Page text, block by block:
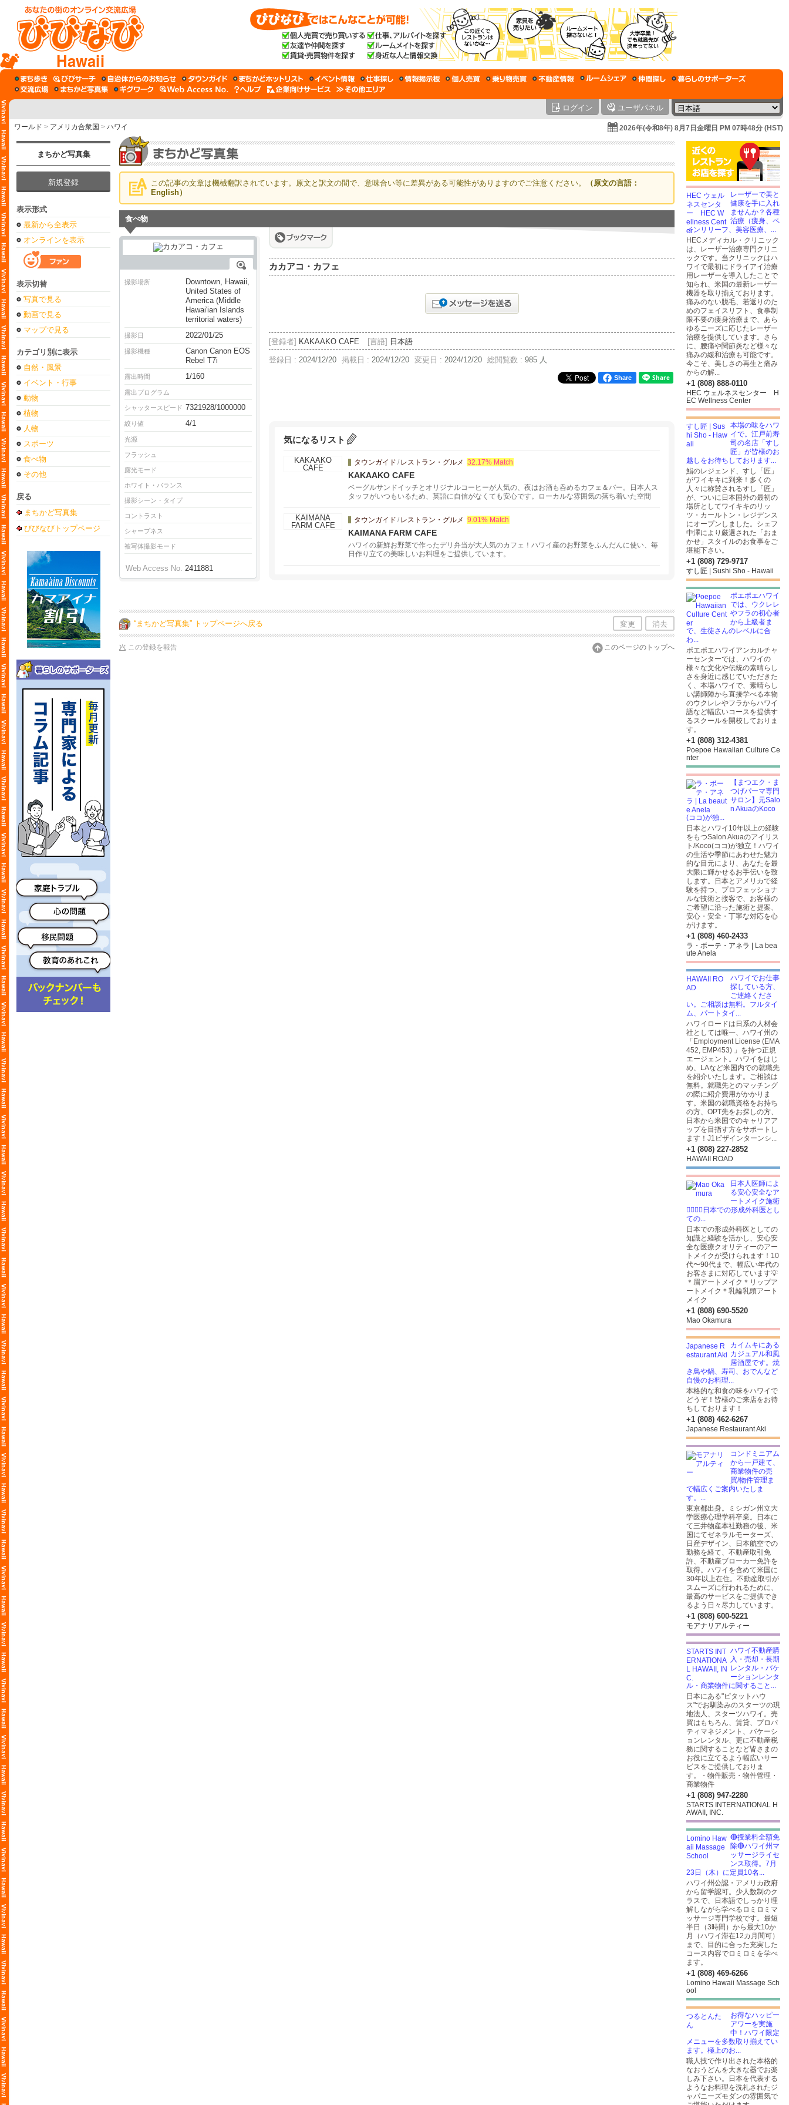
Hawaii
ログイン ユーザパネル
ワールド > アメリカ合衆国 > ハワイ 2026年(令和8年) 8月7日金曜日 PM 07時48分 (HST)
まちかど写真集
新規登録
表示形式
最新から全表示
オンラインを表示
表示切替
写真で見る
動画で見る
マップで見る
カテゴリ別に表示
自然・風景
イベント・行事
動物
植物
人物
スポーツ
食べ物
その他
戻る
まちかど写真集
びびなびトップページ
この記事の文章は機械翻訳されています。原文と訳文の間で、意味合い等に差異がある可能性がありますのでご注意ください。
（原文の言語：
English）
食べ物
撮影場所
Downtown, Hawaii,
United States of
America (Middle
Hawai'ian Islands
territorial waters)
撮影日 2022/01/25
撮影機種
Canon Canon EOS
Rebel T7i
露出時間 1/160
露出プログラム
シャッタースピード 7321928/1000000
絞り値 4/1
光源
フラッシュ
露光モード
ホワイト・バランス
撮影シーン・タイプ
コントラスト
シャープネス
被写体撮影モード
Web Access No. 2411881
カカアコ・カフェ
[登録者] KAKAAKO CAFE [言語] 日本語
登録日 : 2024/12/20 掲載日 : 2024/12/20 変更日 : 2024/12/20 総閲覧数 : 985 人
Share
気になるリスト
タウンガイド / レストラン・グルメ 32.17% Match
KAKAAKO CAFE
ベーグルサンドイッチとオリジナルコーヒーが人気の、夜はお酒も呑めるカフェ＆バー。日本人ス
タッフがいつもいるため、英語に自信がなくても安心です。ローカルな雰囲気の落ち着いた空間
クリームも。バーは生ビール・ワイン・カクテル・ウィスキーなど多数の取り揃え。お酒のおとも
にハンバーガーやおつまみも。
タウンガイド / レストラン・グルメ 9.01% Match
KAIMANA FARM CAFE
ハワイの新鮮お野菜で作ったデリ弁当が大人気のカフェ！ハワイ産のお野菜をふんだんに使い、毎
日作り立ての美味しいお料理をご提供しています。
“まちかど写真集” トップページへ戻る 変更 消去
この登録を報告 このページのトップへ
レーザーで美と
健康を手に入れ
ませんか？各種
治療（痩身、ペ
インリリーフ、美容医療、...
HECメディカル・クリニック
は、レーザー治療専門クリニ
ックです。当クリニックはハ
ワイで最初にドライアイ治療
用レーザーを導入したことで
知られ、米国の最新レーザー
機器を取り揃えております。
痛みのない脱毛、若返りのた
めのフェイスリフト、食事制
限不要の痩身治療まで、あら
ゆるニーズに応じたレーザー
治療を提供しています。さら
に、腰痛や関節炎など様々な
痛みの緩和治療も可能です。
今こそ、美しさの再生と痛み
からの解...
+1 (808) 888-0110
HEC ウェルネスセンター H
EC Wellness Center
本場の味をハワ
イで。江戸前寿
司の名店「すし
匠」が皆様のお
越しをお待ちしております...
鮨のレジェンド、すし「匠」
がワイキキに到来！多くの
人々に称賛されるすし「匠」
が、ついに日本国外の最初の
場所としてワイキキのリッ
ツ・カールトン・レジデンス
にオープンしました。シェフ
中澤により厳選された「おま
かせ」スタイルのお食事をご
堪能下さい。
+1 (808) 729-9717
すし匠 | Sushi Sho - Hawaii
ポエポエハワイ
では、ウクレレ
やフラの初心者
から上級者ま
で、生徒さんのレベルに合
わ...
ポエポエハワイアンカルチャ
ーセンターでは、ハワイの
様々な文化や伝統の素晴らし
さを身近に感じていただきた
く、本場ハワイで、素晴らし
い講師陣から直接学べる本物
のウクレレやフラからハワイ
語など幅広いコースを提供す
るスクールを開校しておりま
す。
+1 (808) 312-4381
Poepoe Hawaiian Culture Ce
nter
【まつエク・ま
つげパーマ専門
サロン】元Salo
n AkuaのKoco
(ココ)が独...
日本とハワイ10年以上の経験
をもつSalon Akuaのアイリス
ト/Koco(ココ)が独立！ハワイ
の生活や季節にあわせた魅力
的な目元により、あなたを最
大限に輝かせるお手伝いを致
します。日本とアメリカで経
験を持つ、プロフェッショナ
ルな技術と接客で、お客様の
ご希望に沿った施術と提案、
安心・安全・丁寧な対応を心
がけます。
+1 (808) 460-2433
ラ・ボーテ・アネラ | La bea
ute Anela
ハワイでお仕事
探している方、
ご連絡くださ
い。ご相談は無料。フルタイ
ム、パートタイ...
ハワイロードは日系の人材会
社としては唯一、ハワイ州の
「Employment License (EMA
452, EMP453) 」を持つ正規
エージェント。ハワイをはじ
め、LAなど米国内での就職先
を紹介いたします。ご相談は
無料。就職先とのマッチング
の際に紹介費用がかかりま
す。米国の就職資格をお持ち
の方、OPT先をお探しの方、
日本から米国でのキャリアア
ップを目指す方をサポートし
ます！J1ビザインターンシ...
+1 (808) 227-2852
HAWAII ROAD
日本人医師によ
る安心安全なア
ートメイク施術
👩🏽‍⚕️✨日本での形成外科医とし
ての...
日本での形成外科医としての
知識と経験を活かし、安心安
全な医療クオリティーのアー
トメイクが受けられます！10
代〜90代まで、幅広い年代の
お客さまに対応しています💡
＊眉アートメイク＊リップア
ートメイク＊乳輪乳頭アート
メイク
+1 (808) 690-5520
Mao Okamura
カイムキにある
カジュアル和風
居酒屋です。焼
き鳥や鍋、寿司、おでんなど
自慢のお料理...
本格的な和食の味をハワイで
どうぞ！皆様のご来店をお待
ちしております！
+1 (808) 462-6267
Japanese Restaurant Aki
コンドミニアム
から一戸建て、
商業物件の売
買/物件管理ま
で幅広くご案内いたしま
す。...
東京都出身。ミシガン州立大
学医療心理学科卒業。日本に
て三井物産本社勤務の後、米
国にてゼネラルモーターズ、
日産デザイン、日本航空での
勤務を経て、不動産取引免
許、不動産ブローカー免許を
取得。ハワイを含めて米国に
30年以上在住。不動産取引が
スムーズに行われるために、
最高のサービスをご提供でき
るよう日々尽力しています。
+1 (808) 600-5221
モアナリアルティー
ハワイ不動産購
入・売却・長期
レンタル・バケ
ーションレンタ
ル・商業物件に関すること...
日本にある"ピタットハウ
ス"でお馴染みのスターツの現
地法人、スターツハワイ。売
買はもちろん、賃貸、プロパ
ティマネジメント、バケーシ
ョンレンタル、更に不動産税
務に関することなど皆さまの
お役に立てるよう幅広いサー
ビスをご提供しておりま
す。・物件販売・物件管理・
商業物件
+1 (808) 947-2280
STARTS INTERNATIONAL H
AWAII, INC.
🔴授業料全額免
除🔴ハワイ州マ
ッサージライセ
ンス取得。7月
23日（木）に定員10名...
ハワイ州公認・アメリカ政府
から留学認可。少人数制のク
ラスで、日本語でしっかり理
解しながら学べるロミロミマ
ッサージ専門学校です。最短
半日（3時間）から最大10か
月（ハワイ滞在12カ月間可）
まで、目的に合った充実した
コース内容でロミロミを学べ
ます。
+1 (808) 469-6266
Lomino Hawaii Massage Sch
ool
お得なハッピー
アワーを実施
中！ハワイ限定
メニューを多数取り揃えてい
ます。極上のお...
職人技で作り出された本格的
なおうどんを大きな器でお楽
しみ下さい。日本を代表する
ようなお料理を洗礼されたジ
ャパニーズモダンの雰囲気で